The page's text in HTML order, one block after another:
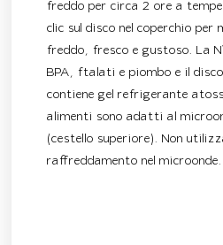
freddo per circa 2 ore a
clic sul disco nel coperchio per
freddo, fresco e gustoso. La
BPA, ftalati e piombo e il
contiene gel refrigerante
alimenti sono adatti al
(cestello superiore). Non
raffreddamento nel microonde.